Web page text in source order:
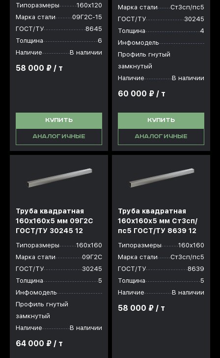
Типоразмеры
160х120
Марка стали
09Г2С-15
ГОСТ/ТУ
8645
Толщина
6
Наличие
В наличии
58 000 ₽ / т
КУПИТЬ
АНАЛОГИЧНЫЕ
Марка стали
Ст3сп/пс5
ГОСТ/ТУ
30245
Толщина
4
Инфомодель
Профиль гнутый
замкнутый
Наличие
В наличии
60 000 ₽ / т
КУПИТЬ
АНАЛОГИЧНЫЕ
Труба квадратная
160х160x5 мм 09Г2С
ГОСТ/ТУ 30245 12
Типоразмеры
160х160
Марка стали
09Г2С
ГОСТ/ТУ
30245
Толщина
5
Инфомодель
Профиль гнутый
замкнутый
Наличие
В наличии
64 000 ₽ / т
Труба квадратная
160х160x5 мм Ст3сп/
пс5 ГОСТ/ТУ 8639 12
Типоразмеры
160х160
Марка стали
Ст3сп/пс5
ГОСТ/ТУ
8639
Толщина
5
Наличие
В наличии
58 000 ₽ / т